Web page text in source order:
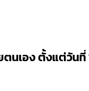
นเอง ตั้งแต่วัน